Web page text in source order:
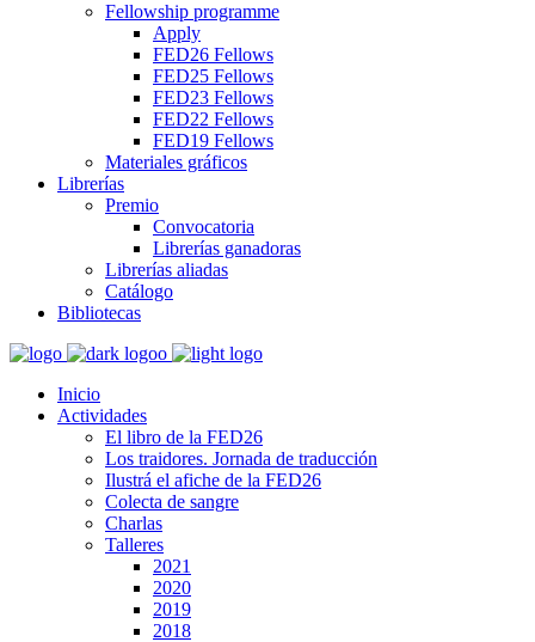
Fellowship programme
Apply
FED26 Fellows
FED25 Fellows
FED23 Fellows
FED22 Fellows
FED19 Fellows
Materiales gráficos
Librerías
Premio
Convocatoria
Librerías ganadoras
Librerías aliadas
Catálogo
Bibliotecas
Inicio
Actividades
El libro de la FED26
Los traidores. Jornada de traducción
Ilustrá el afiche de la FED26
Colecta de sangre
Charlas
Talleres
2021
2020
2019
2018